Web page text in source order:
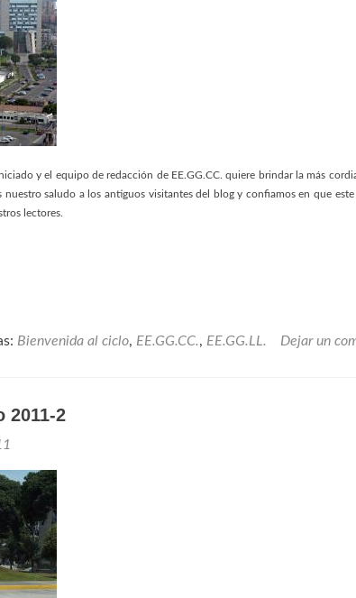
y el equipo de redacción de EE.GG.CC. quiere brindar la más
nuestro saludo a los antiguos visitantes del blog y confiamos en que
lectores.
Bienvenida al ciclo, EE.GG.CC., EE.GG.LL. Dejar un
2011-2